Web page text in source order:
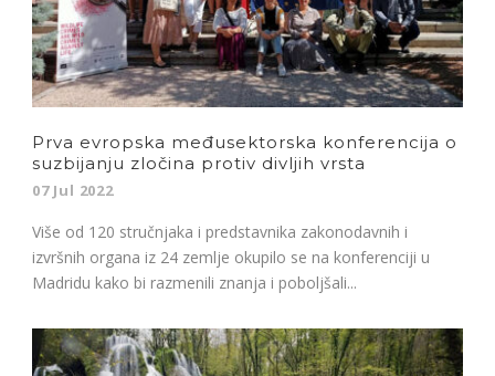
Prva evropska međusektorska konferencija o
suzbijanju zločina protiv divljih vrsta
07 Jul 2022
Više od 120 stručnjaka i predstavnika zakonodavnih i
izvršnih organa iz 24 zemlje okupilo se na konferenciji u
Madridu kako bi razmenili znanja i poboljšali...